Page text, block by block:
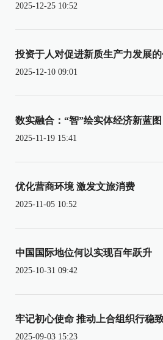
2025-12-25 10:52
投资于人对促进新质生产力发展的
2025-12-10 09:01
数实融合：“智”绘实体经济新蓝图
2025-11-19 15:41
优化营商环境 激发文旅消费
2025-11-05 10:52
中国国际地位何以实现百年跃升
2025-10-31 09:42
牢记初心使命 推动上合组织行稳
2025-09-03 15:23